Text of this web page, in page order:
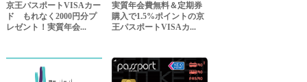
京王パスポートVISAカー
ド もれなく2000円分プ
レゼント！実質年会...
実質年会費無料＆定期券
購入で1.5%ポイントの京
王パスポートVISAカ...